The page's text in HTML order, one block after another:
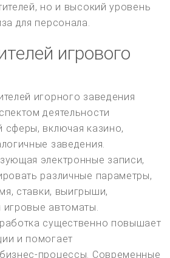
но и высокий уровень
для персонала.
игрового
игорного заведения
деятельности
сферы, включая казино,
заведения.
электронные записи,
различные параметры,
ставки, выигрыши,
автоматы.
существенно повышает
и помогает
процессы. Современные